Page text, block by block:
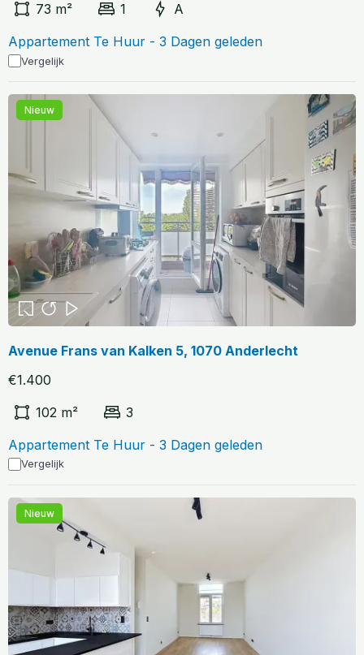
73 m²
1
A
Appartement Te Huur - 3 Dagen geleden
Vergelijk
Nieuw
Avenue Frans van Kalken 5, 1070 Anderlecht
€1.400
102 m²
3
Appartement Te Huur - 3 Dagen geleden
Vergelijk
Nieuw